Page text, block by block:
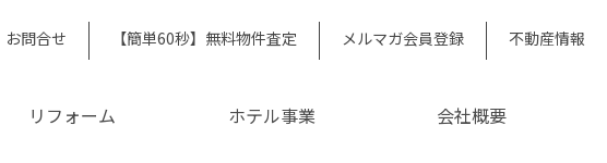
お問合せ 【簡単60秒】無料物件査定 メルマガ会員登録 不動産情報
リフォーム ホテル事業 会社概要